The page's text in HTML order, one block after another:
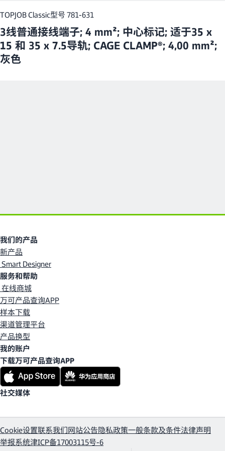
TOPJOB Classic型号 781-631
3线普通接线端子; 4 mm²; 中心标记; 适于35 x
15 和 35 x 7.5导轨; CAGE CLAMP®; 4,00 mm²;
灰色
我们的产品
新产品
Smart Designer
服务和帮助
在线商城
万可产品查询APP
样本下载
渠道管理平台
产品换型
我的账户
下载万可产品查询APP
社交媒体
Cookie设置联系我们网站公告隐私政策一般条款及条件法律声明
举报系统津ICP备17003115号-6